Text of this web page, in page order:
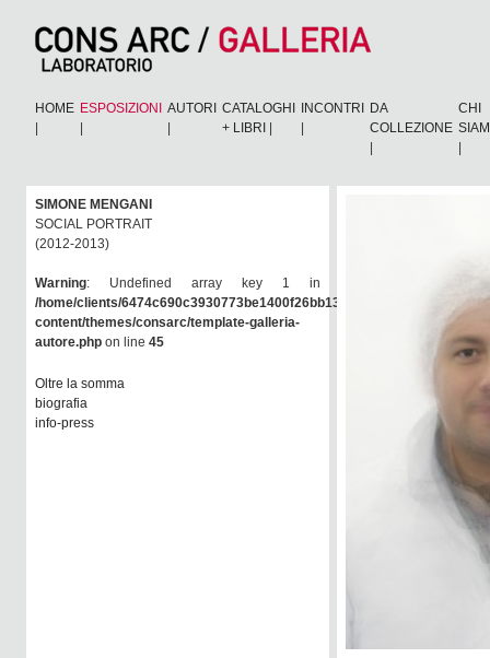
HOME ESPOSIZIONI
AUTORI
CATALOGHI
+ LIBRI
INCONTRI
DA
COLLEZIONE
CHI
SIMONE MENGANI
SOCIAL PORTRAIT
(2012-2013)
Warning: Undefined array key 1 in
/home/clients/6474c690c3930773be1400f26bb138e6/consarc/wp-
content/themes/consarc/template-galleria-
autore.php on line 45
Oltre la somma
biografia
info-press